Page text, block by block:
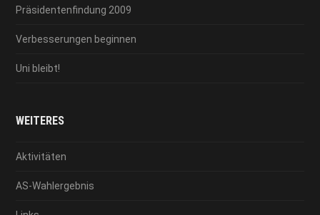
Präsidentenfindung 2009
Verbesserungen beginnen
Uni bleibt!
WEITERES
Aktivitäten
AS-Wahlergebnis